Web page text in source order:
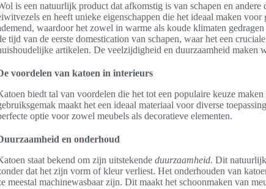
is een natuurlijk product dat afkomstig is van schapen en
en heeft unieke eigenschappen die het ideaal maken
waardoor het zowel in warme als koude klimaten
tijd van de eerste domestication van schapen, waar het een
artikelen. De veelzijdigheid en duurzaamheid maken
voordelen van katoen in interieurs
biedt tal van voordelen die het tot een populaire keuze
maakt het een ideaal materiaal voor diverse
optie voor zowel meubels als decoratieve elementen.
en onderhoud
staat bekend om zijn uitstekende duurzaamheid. Dit
dat het zijn vorm of kleur verliest. Het onderhouden van
meestal machinewasbaar zijn. Dit maakt het schoonmaken van